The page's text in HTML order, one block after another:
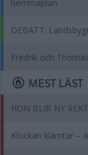
hemmaplan
DEBATT:
Fredrik och
MEST LÄST
HON BLIR NY
Klockan klämtar –